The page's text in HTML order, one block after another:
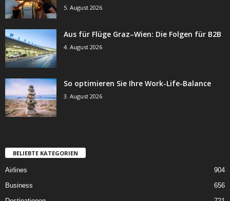
5. August 2026
Aus für Flüge Graz–Wien: Die Folgen für B2B
4. August 2026
So optimieren Sie Ihre Work-Life-Balance
3. August 2026
BELIEBTE KATEGORIEN
Airlines
904
Business
656